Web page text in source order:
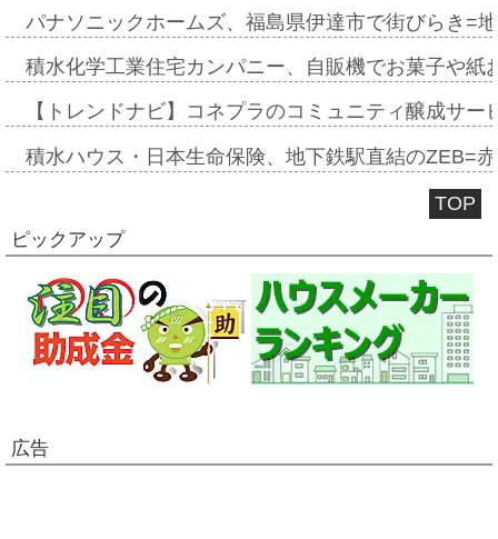
パナソニックホームズ、福島県伊達市で街びらき=
積水化学工業住宅カンパニー、自販機でお菓子や
【トレンドナビ】コネプラのコミュニティ醸成サ
積水ハウス・日本生命保険、地下鉄駅直結のZEB=
TOP
ピックアップ
広告